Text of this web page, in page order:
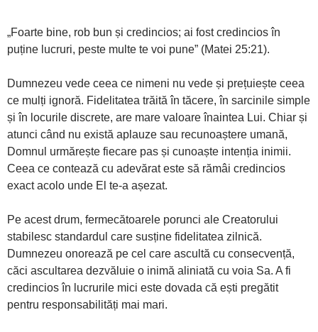
„Foarte bine, rob bun și credincios; ai fost credincios în
puține lucruri, peste multe te voi pune” (Matei 25:21).
Dumnezeu vede ceea ce nimeni nu vede și prețuiește ceea
ce mulți ignoră. Fidelitatea trăită în tăcere, în sarcinile simple
și în locurile discrete, are mare valoare înaintea Lui. Chiar și
atunci când nu există aplauze sau recunoaștere umană,
Domnul urmărește fiecare pas și cunoaște intenția inimii.
Ceea ce contează cu adevărat este să rămâi credincios
exact acolo unde El te-a așezat.
Pe acest drum, fermecătoarele porunci ale Creatorului
stabilesc standardul care susține fidelitatea zilnică.
Dumnezeu onorează pe cel care ascultă cu consecvență,
căci ascultarea dezvăluie o inimă aliniată cu voia Sa. A fi
credincios în lucrurile mici este dovada că ești pregătit
pentru responsabilități mai mari.